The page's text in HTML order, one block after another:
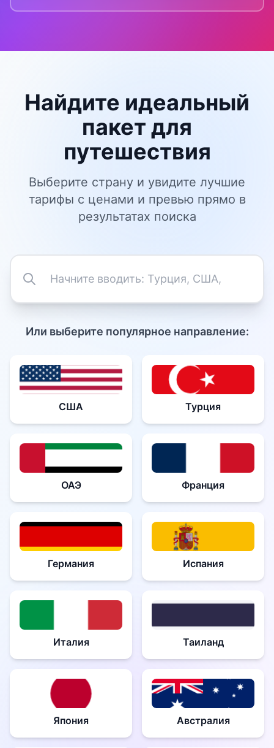
Найдите идеальный
пакет для
путешествия
Выберите страну и увидите лучшие
тарифы с ценами и превью прямо в
результатах поиска
Или выберите популярное направление:
США Турция
ОАЭ Франция
Германия Испания
Италия Таиланд
Япония Австралия